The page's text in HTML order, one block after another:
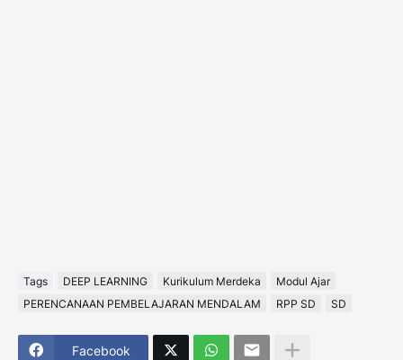
Tags DEEP LEARNING Kurikulum Merdeka
Modul Ajar
PERENCANAAN PEMBELAJARAN MENDALAM
RPP SD SD
Facebook